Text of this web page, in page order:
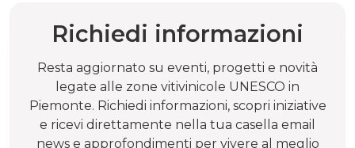
Richiedi informazioni
Resta aggiornato su eventi, progetti e novità
legate alle zone vitivinicole UNESCO in
Piemonte. Richiedi informazioni, scopri iniziative
e ricevi direttamente nella tua casella email
news e approfondimenti per vivere al meglio